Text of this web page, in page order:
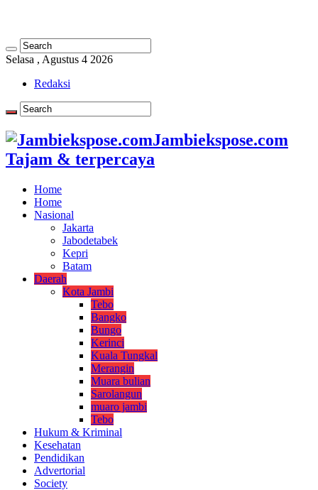
Selasa , Agustus 4 2026
Redaksi
Jambiekspose.com
Tajam & terpercaya
Home
Home
Nasional
Jakarta
Jabodetabek
Kepri
Batam
Daerah
Kota Jambi
Tebo
Bangko
Bungo
Kerinci
Kuala Tungkal
Merangin
Muara bulian
Sarolangun
muaro jambi
Tebo
Hukum & Kriminal
Kesehatan
Pendidikan
Advertorial
Society